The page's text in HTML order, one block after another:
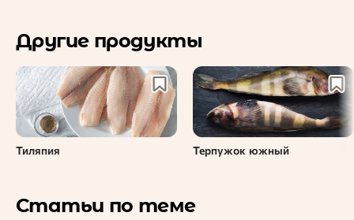
Другие продукты
Тиляпия Терпужок южный
Статьи по теме